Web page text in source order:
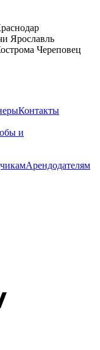
Ярославль
Череповец
Контакты
и
Арендодателям